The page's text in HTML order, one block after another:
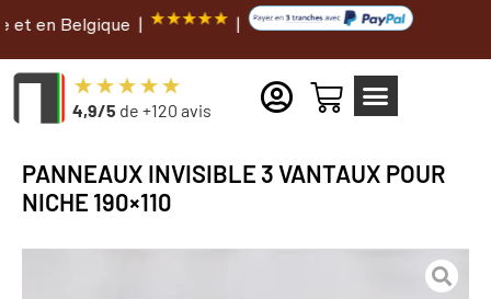
| |
4,9/5 de +120 avis
PANNEAUX INVISIBLE 3 VANTAUX POUR
NICHE 190×110